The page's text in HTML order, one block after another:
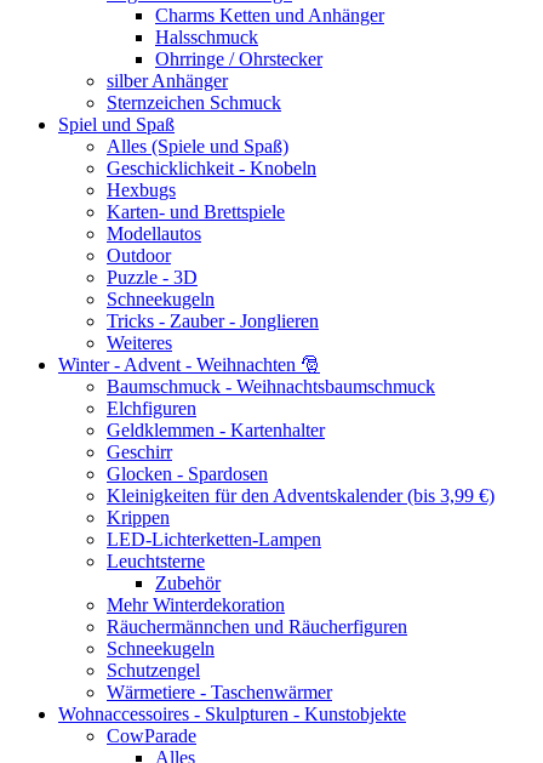
Charms Ketten und Anhänger
Halsschmuck
Ohrringe / Ohrstecker
silber Anhänger
Sternzeichen Schmuck
Spiel und Spaß
Alles (Spiele und Spaß)
Geschicklichkeit - Knobeln
Hexbugs
Karten- und Brettspiele
Modellautos
Outdoor
Puzzle - 3D
Schneekugeln
Tricks - Zauber - Jonglieren
Weiteres
Winter - Advent - Weihnachten 🎅
Baumschmuck - Weihnachtsbaumschmuck
Elchfiguren
Geldklemmen - Kartenhalter
Geschirr
Glocken - Spardosen
Kleinigkeiten für den Adventskalender (bis 3,99 €)
Krippen
LED-Lichterketten-Lampen
Leuchtsterne
Zubehör
Mehr Winterdekoration
Räuchermännchen und Räucherfiguren
Schneekugeln
Schutzengel
Wärmetiere - Taschenwärmer
Wohnaccessoires - Skulpturen - Kunstobjekte
CowParade
Alles